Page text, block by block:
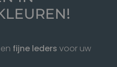
!
en fijne leders voor uw